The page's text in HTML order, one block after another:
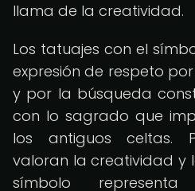
llama de la creatividad.
Los tatuajes con el
expresión de respeto
y por la búsqueda
con lo sagrado que
los antiguos celtas.
valoran la creatividad y
símbolo